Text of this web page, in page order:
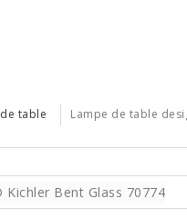
table Lampe de table